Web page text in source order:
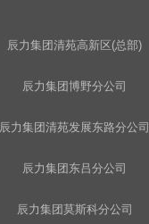
辰力集团清苑高新区(总部)
辰力集团博野分公司
辰力集团清苑发展东路分公司
辰力集团东吕分公司
辰力集团莫斯科分公司